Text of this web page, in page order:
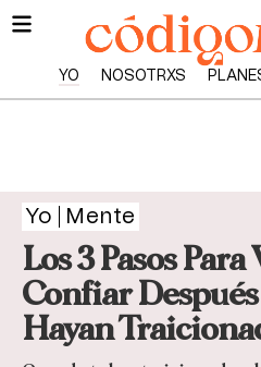
YO NOSOTRXS
Yo Mente
Los 3 Pasos
Confiar
Hayan